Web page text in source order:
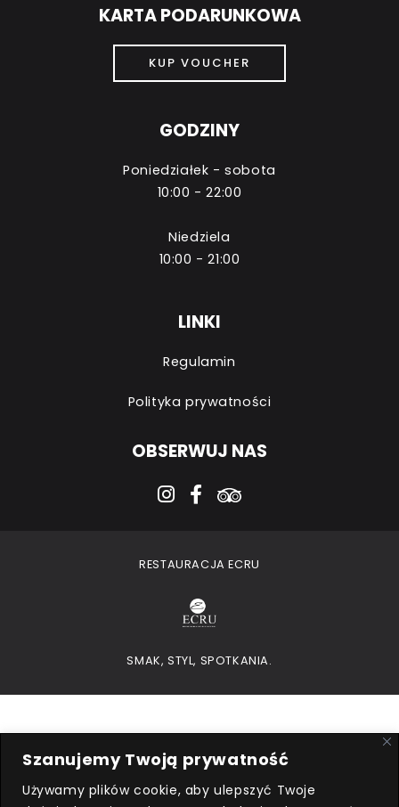
Szanujemy Twoją prywatność
Używamy plików cookie, aby ulepszyć Twoje
KARTA PODARUNKOWA
KUP VOUCHER
GODZINY
Poniedziałek - sobota
10:00 - 22:00
Niedziela
10:00 - 21:00
LINKI
Regulamin
Polityka prywatności
OBSERWUJ NAS
instagram
facebook-f
tripadvisor
RESTAURACJA ECRU
SMAK, STYL, SPOTKANIA.